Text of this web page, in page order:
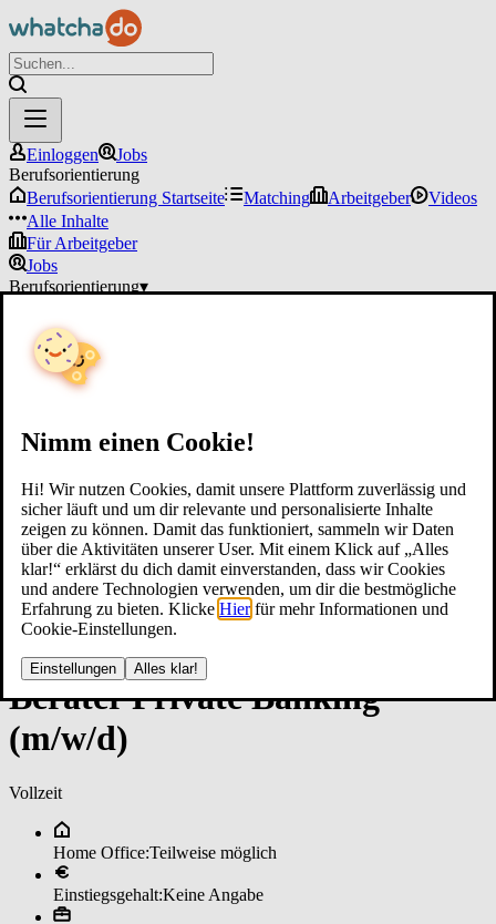
Nimm einen Cookie!
Hi! Wir nutzen Cookies, damit unsere Plattform zuverlässig und
sicher läuft und um dir relevante und personalisierte Inhalte
zeigen zu können. Damit das funktioniert, sammeln wir Daten
über die Aktivitäten unserer User. Mit einem Klick auf „Alles
klar!“ erklärst du dich damit einverstanden, dass wir Cookies
und andere Technologien verwenden, um dir die bestmögliche
Erfahrung zu bieten. Klicke Hier für mehr Informationen und
Cookie-Einstellungen.
Einstellungen Alles klar!
Einloggen
Jobs
Berufsorientierung
Berufsorientierung Startseite
Matching Arbeitgeber
Videos
Alle Inhalte
Für Arbeitgeber
Jobs
Berufsorientierung▾
Be­ra­ter Pri­va­te Ban­kin­g
(m/w/d)
Vollzeit
Home Office:Teilweise möglich
Einstiegsgehalt:Keine Angabe